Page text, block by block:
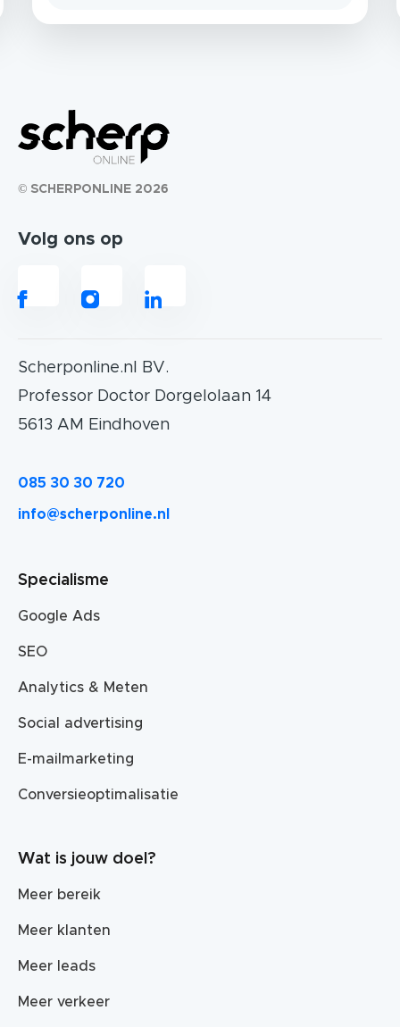
© SCHERPONLINE 2026
Volg ons op
Scherponline.nl BV.
Professor Doctor Dorgelolaan 14
5613 AM Eindhoven
085 30 30 720
info@scherponline.nl
Specialisme
Google Ads
SEO
Analytics & Meten
Social advertising
E-mailmarketing
Conversieoptimalisatie
Wat is jouw doel?
Meer bereik
Meer klanten
Meer leads
Meer verkeer